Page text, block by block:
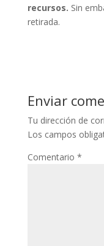
recursos. Sin
retirada.
Enviar
Tu dirección de
Los campos
Comentario *